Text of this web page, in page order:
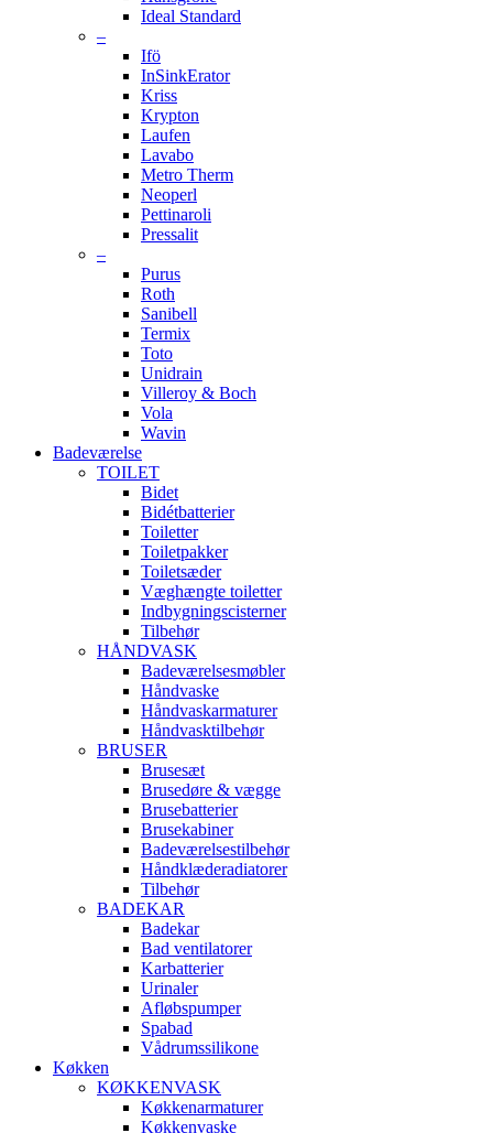
Ideal Standard
–
Ifö
InSinkErator
Kriss
Krypton
Laufen
Lavabo
Metro Therm
Neoperl
Pettinaroli
Pressalit
–
Purus
Roth
Sanibell
Termix
Toto
Unidrain
Villeroy & Boch
Vola
Wavin
Badeværelse
TOILET
Bidet
Bidétbatterier
Toiletter
Toiletpakker
Toiletsæder
Væghængte toiletter
Indbygningscisterner
Tilbehør
HÅNDVASK
Badeværelsesmøbler
Håndvaske
Håndvaskarmaturer
Håndvasktilbehør
BRUSER
Brusesæt
Brusedøre & vægge
Brusebatterier
Brusekabiner
Badeværelsestilbehør
Håndklæderadiatorer
Tilbehør
BADEKAR
Badekar
Bad ventilatorer
Karbatterier
Urinaler
Afløbspumper
Spabad
Vådrumssilikone
Køkken
KØKKENVASK
Køkkenarmaturer
Køkkenvaske